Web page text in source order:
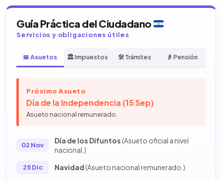
Guía Práctica del Ciudadano
Servicios y obligaciones útiles
📅 Asuetos 🏛️ Impuestos 🛠️ Trámites 👴 Pensión
Próximo Asueto
Día de la Independencia (15 Sep)
Asueto nacional remunerado.
02 Nov
Día de los Difuntos(Asueto oficial a nivel
nacional.)
25 Dic Navidad(Asueto nacional remunerado.)